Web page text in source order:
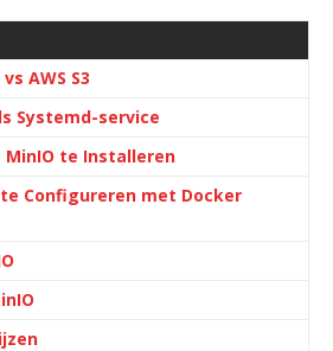
AWS S3
Systemd-service
MinIO te Installeren
Configureren met Docker